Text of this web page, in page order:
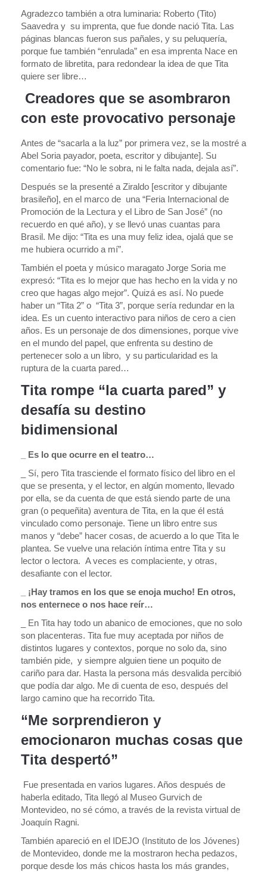
Agradezco también a otra luminaria: Roberto (Tito)
Saavedra y su imprenta, que fue donde nació Tita. Las
páginas blancas fueron sus pañales, y su peluquería,
porque fue también “enrulada” en esa imprenta Nace en
formato de libretita, para redondear la idea de que Tita
quiere ser libre…
Creadores que se asombraron
con este provocativo personaje
Antes de “sacarla a la luz” por primera vez, se la mostré a
Abel Soria payador, poeta, escritor y dibujante]. Su
comentario fue: “No le sobra, ni le falta nada, dejala así”.
Después se la presenté a Ziraldo [escritor y dibujante
brasileño], en el marco de una “Feria Internacional de
Promoción de la Lectura y el Libro de San José” (no
recuerdo en qué año), y se llevó unas cuantas para
Brasil. Me dijo: “Tita es una muy feliz idea, ojalá que se
me hubiera ocurrido a mí”.
También el poeta y músico maragato Jorge Soria me
expresó: “Tita es lo mejor que has hecho en la vida y no
creo que hagas algo mejor”. Quizá es así. No puede
haber un “Tita 2” o “Tita 3”, porque sería redundar en la
idea. Es un cuento interactivo para niños de cero a cien
años. Es un personaje de dos dimensiones, porque vive
en el mundo del papel, que enfrenta su destino de
pertenecer solo a un libro, y su particularidad es la
ruptura de la cuarta pared…
Tita rompe “la cuarta pared” y
desafía su destino
bidimensional
_ Es lo que ocurre en el teatro…
_ Sí, pero Tita trasciende el formato físico del libro en el
que se presenta, y el lector, en algún momento, llevado
por ella, se da cuenta de que está siendo parte de una
gran (o pequeñita) aventura de Tita, en la que él está
vinculado como personaje. Tiene un libro entre sus
manos y “debe” hacer cosas, de acuerdo a lo que Tita le
plantea. Se vuelve una relación íntima entre Tita y su
lector o lectora. A veces es complaciente, y otras,
desafiante con el lector.
_ ¡Hay tramos en los que se enoja mucho! En otros,
nos enternece o nos hace reír…
_ En Tita hay todo un abanico de emociones, que no solo
son placenteras. Tita fue muy aceptada por niños de
distintos lugares y contextos, porque no solo da, sino
también pide, y siempre alguien tiene un poquito de
cariño para dar. Hasta la persona más desvalida percibió
que podía dar algo. Me di cuenta de eso, después del
largo camino que ha recorrido Tita.
“Me sorprendieron y
emocionaron muchas cosas que
Tita despertó”
Fue presentada en varios lugares. Años después de
haberla editado, Tita llegó al Museo Gurvich de
Montevideo, no sé cómo, a través de la revista virtual de
Joaquín Ragni.
También apareció en el IDEJO (Instituto de los Jóvenes)
de Montevideo, donde me la mostraron hecha pedazos,
porque desde los más chicos hasta los más grandes,